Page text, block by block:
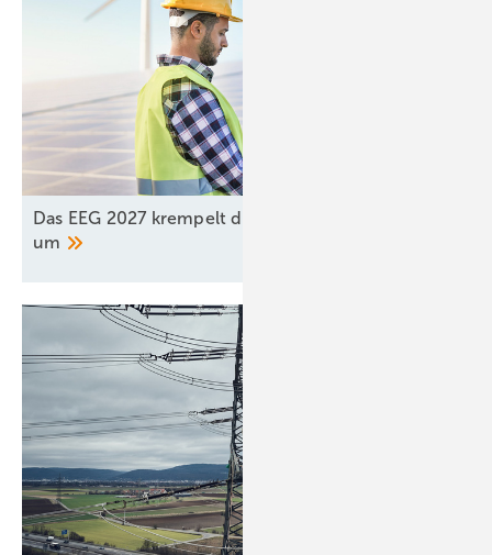
Das EEG 2027 krempelt den Energiemarkt radikal
um